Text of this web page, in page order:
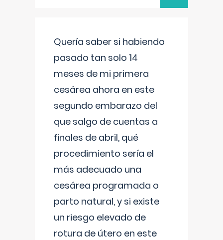
Quería saber si habiendo
pasado tan solo 14
meses de mi primera
cesárea ahora en este
segundo embarazo del
que salgo de cuentas a
finales de abril, qué
procedimiento sería el
más adecuado una
cesárea programada o
parto natural, y si existe
un riesgo elevado de
rotura de útero en este